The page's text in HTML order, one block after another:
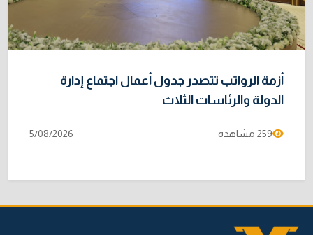
أزمة الرواتب تتصدر جدول أعمال اجتماع إدارة
الدولة والرئاسات الثلاث
259 مشاهدة 5/08/2026